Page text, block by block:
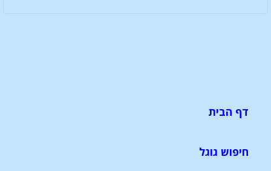
דף הבית
חיפוש גוגל